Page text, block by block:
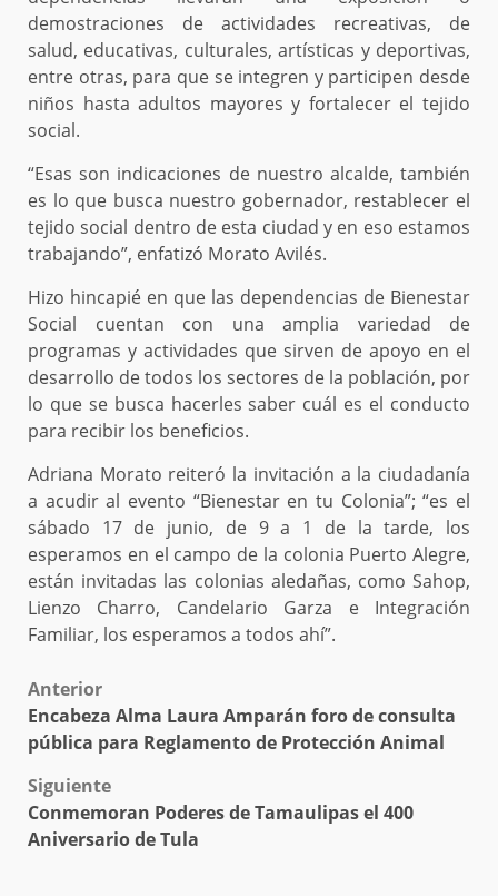
demostraciones de actividades recreativas, de
salud, educativas, culturales, artísticas y deportivas,
entre otras, para que se integren y participen desde
niños hasta adultos mayores y fortalecer el tejido
social.
“Esas son indicaciones de nuestro alcalde, también
es lo que busca nuestro gobernador, restablecer el
tejido social dentro de esta ciudad y en eso estamos
trabajando”, enfatizó Morato Avilés.
Hizo hincapié en que las dependencias de Bienestar
Social cuentan con una amplia variedad de
programas y actividades que sirven de apoyo en el
desarrollo de todos los sectores de la población, por
lo que se busca hacerles saber cuál es el conducto
para recibir los beneficios.
Adriana Morato reiteró la invitación a la ciudadanía
a acudir al evento “Bienestar en tu Colonia”; “es el
sábado 17 de junio, de 9 a 1 de la tarde, los
esperamos en el campo de la colonia Puerto Alegre,
están invitadas las colonias aledañas, como Sahop,
Lienzo Charro, Candelario Garza e Integración
Familiar, los esperamos a todos ahí”.
Post
navigation
Anterior
Encabeza Alma Laura Amparán foro de consulta
pública para Reglamento de Protección Animal
Siguiente
Conmemoran Poderes de Tamaulipas el 400
Aniversario de Tula